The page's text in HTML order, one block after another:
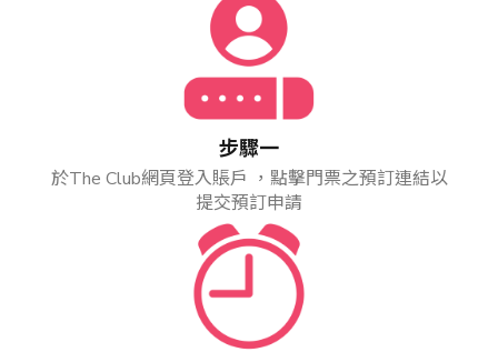
步驟一
於The Club網頁登入賬戶 ，點擊門票之預訂連結以
提交預訂申請